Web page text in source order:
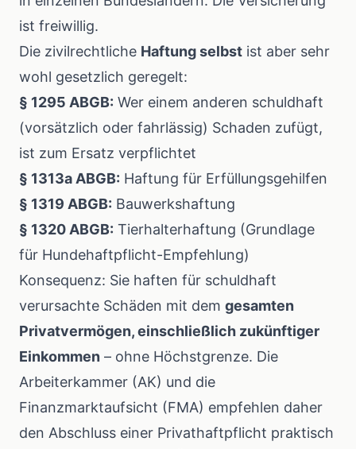
ist freiwillig.
Die zivilrechtliche Haftung selbst ist aber sehr
wohl gesetzlich geregelt:
§ 1295 ABGB: Wer einem anderen schuldhaft
(vorsätzlich oder fahrlässig) Schaden zufügt,
ist zum Ersatz verpflichtet
§ 1313a ABGB: Haftung für Erfüllungsgehilfen
§ 1319 ABGB: Bauwerkshaftung
§ 1320 ABGB: Tierhalterhaftung (Grundlage
für Hundehaftpflicht-Empfehlung)
Konsequenz: Sie haften für schuldhaft
verursachte Schäden mit dem gesamten
Privatvermögen, einschließlich zukünftiger
Einkommen – ohne Höchstgrenze. Die
Arbeiterkammer (AK) und die
Finanzmarktaufsicht (FMA) empfehlen daher
den Abschluss einer Privathaftpflicht praktisch